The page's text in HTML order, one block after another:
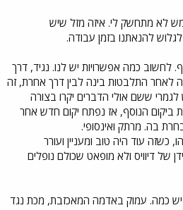
לא מתחשק לי. איזה מזל שיש
להנאתנו בזמן עבודה.
לחשוב כמה אפשרויות יש לנו. נגיד, דרך
לאחר התלבטות בינה לבין דרך אחרת, זה
ששם אולי הדברים יקרו בצורה
ביקום הנוסף, אז נפתח יקום חדש אחר
בה. מרתק ואינסופי.
כשזה עוד היה טוב ומעניין ועורר
של דיוויס ולא מופאט שכולם נופלים
יש כמה. עמוק באדמה המאכזבת, מכת נגד